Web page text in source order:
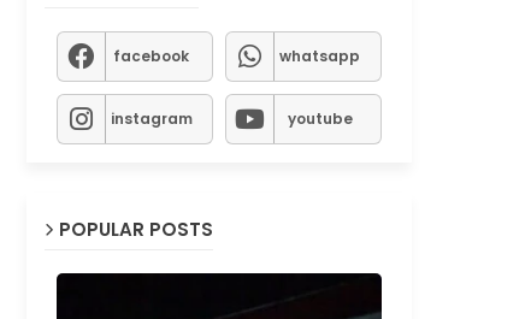
facebook whatsapp
instagram youtube
POPULAR POSTS